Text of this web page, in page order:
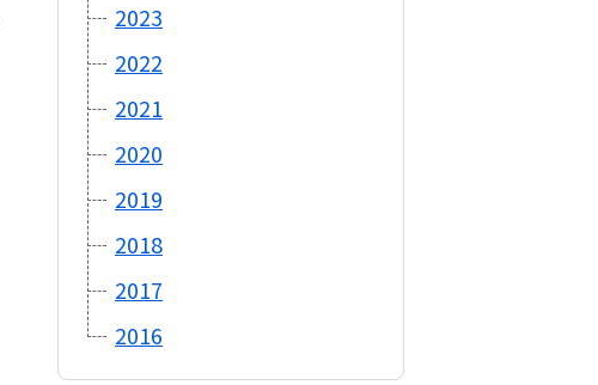
2023
2022
2021
2020
2019
2018
2017
2016